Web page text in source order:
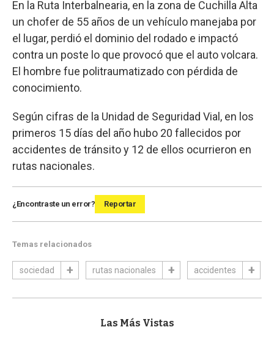
En la Ruta Interbalnearia, en la zona de Cuchilla Alta
un chofer de 55 años de un vehículo manejaba por
el lugar, perdió el dominio del rodado e impactó
contra un poste lo que provocó que el auto volcara.
El hombre fue politraumatizado con pérdida de
conocimiento.
Según cifras de la Unidad de Seguridad Vial, en los
primeros 15 días del año hubo 20 fallecidos por
accidentes de tránsito y 12 de ellos ocurrieron en
rutas nacionales.
¿Encontraste un error? Reportar
Temas relacionados
sociedad rutas nacionales accidentes
Las Más Vistas